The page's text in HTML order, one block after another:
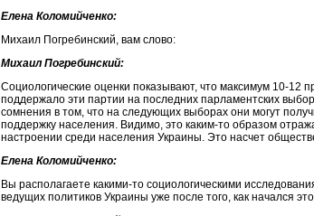
Елена Коломийченко:
Михаил Погребинский, вам слово:
Михаил Погребинский:
Социологические оценки показывают, что максимум 10-12
поддержало эти партии на последних парламентских
сомнения в том, что на следующих выборах они могут
поддержку населения. Видимо, это каким-то образом
настроении среди населения Украины. Это насчет
Елена Коломийченко:
Вы располагаете какими-то социологическими
ведущих политиков Украины уже после того, как начался